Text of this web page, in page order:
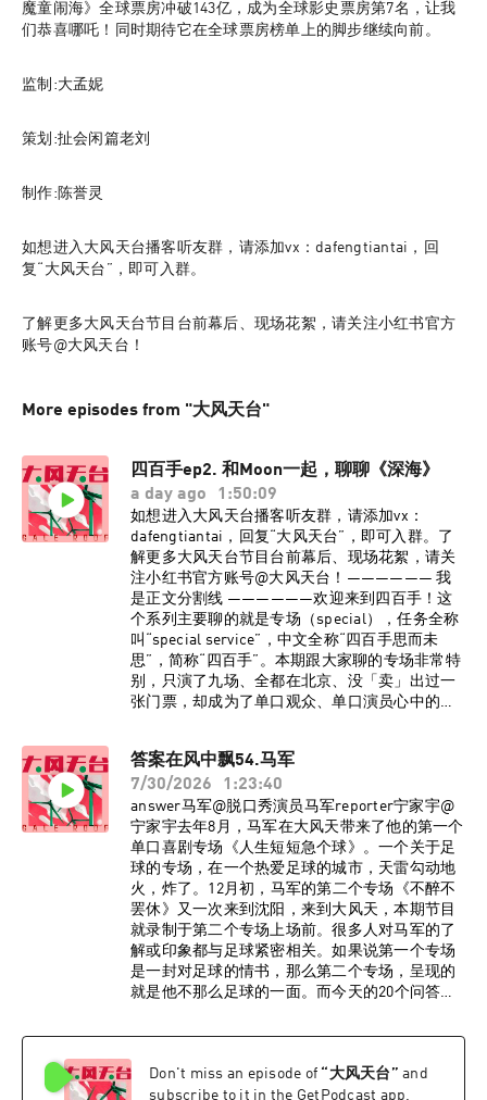
魔童闹海》全球票房冲破143亿，成为全球影史票房第7名，让我
们恭喜哪吒！同时期待它在全球票房榜单上的脚步继续向前。
监制:大孟妮
策划:扯会闲篇老刘
制作:陈誉灵
如想进入大风天台播客听友群，请添加vx：dafengtiantai，回
复“大风天台”，即可入群。
了解更多大风天台节目台前幕后、现场花絮，请关注小红书官方
账号@大风天台！
More episodes from "大风天台"
四百手ep2. 和Moon一起，聊聊《深海》
a day ago
1:50:09
如想进入大风天台播客听友群，请添加vx：
dafengtiantai，回复“大风天台”，即可入群。了
解更多大风天台节目台前幕后、现场花絮，请关
注小红书官方账号@大风天台！—————— 我
是正文分割线 ——————欢迎来到四百手！这
个系列主要聊的就是专场（special），任务全称
叫“special service”，中文全称“四百手思而未
思”，简称“四百手”。本期跟大家聊的专场非常特
别，只演了九场、全都在北京、没「卖」出过一
张门票，却成为了单口观众、单口演员心中的必
郑忠华、icer（哎丝儿）、Anchor、莉莉丝乔小
双！感谢杨蒙恩、嘻哈、刘旸教主！本期内容指
南：02:47 差点断了演艺圈之路13:05 擅长的东西
只玩5分钟20:04 杨蒙恩：Moon的专场看了三回
30:50 这个专场是写给单口喜剧骨灰级玩家的
38:30 从入行开始就在避免火44:12 炸场是《深
海》的最低标准54:40 看过无数次《潜伏》60:27
小红书上的repo就是《深海》的门票钱67:40
Comedy brings people together 不是口号76:50
第一个专场后写了两个小时段子都没进《深海》
82:03 演到记不住台词的那一天96:38 彩蛋�嘻
哈、刘旸教主BGM深海-亚洲爱乐合唱团电视剧
剪辑：陈誉灵之后我们也会更新其他著名演员优
以及快乐回忆，当然，如果想讲不好听的话也可
以，我们也喜欢听哈哈哈哈。
答案在风中飘54.马军
7/30/2026
1:23:40
answer马军@脱口秀演员马军reporter宁家宇@
宁家宇去年8月，马军在大风天带来了他的第一个
单口喜剧专场《人生短短急个球》。一个关于足
球的专场，在一个热爱足球的城市，天雷勾动地
火，炸了。12月初，马军的第二个专场《不醉不
罢休》又一次来到沈阳，来到大风天，本期节目
就录制于第二个专场上场前。很多人对马军的了
解或印象都与足球紧密相关。如果说第一个专场
是一封对足球的情书，那么第二个专场，呈现的
就是他不那么足球的一面。而今天的20个问答，
急个球》沈阳站《不醉不罢休》沈阳站本期内容
保留着莎士比亚时代的规则18:30 黑灯保持着上海
杭州两地赶场最高记录24:25 人生的第一个offer来
Don't miss an episode of “ 大风天台 ” and
subscribe to it in the GetPodcast app.